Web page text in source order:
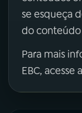
se esqueça
do conteúdo
Para mais
EBC,